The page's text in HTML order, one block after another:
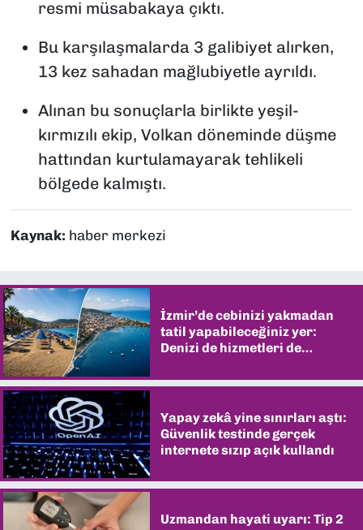
resmi müsabakaya çıktı.
Bu karşılaşmalarda 3 galibiyet alırken,
13 kez sahadan mağlubiyetle ayrıldı.
Alınan bu sonuçlarla birlikte yeşil-
kırmızılı ekip, Volkan döneminde düşme
hattından kurtulamayarak tehlikeli
bölgede kalmıştı.
Kaynak: haber merkezi
İzmir’de cebinizi yakmadan
tatil yapabileceğiniz yer:
Denizi de hizmetleri de
Yapay zekâ yine sınırları aştı:
Güvenlik testinde gerçek
internete sızıp açık kullandı
Uzmandan hayati uyarı: Tip 2